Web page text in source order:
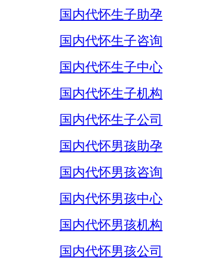
国内代怀生子助孕
国内代怀生子咨询
国内代怀生子中心
国内代怀生子机构
国内代怀生子公司
国内代怀男孩助孕
国内代怀男孩咨询
国内代怀男孩中心
国内代怀男孩机构
国内代怀男孩公司